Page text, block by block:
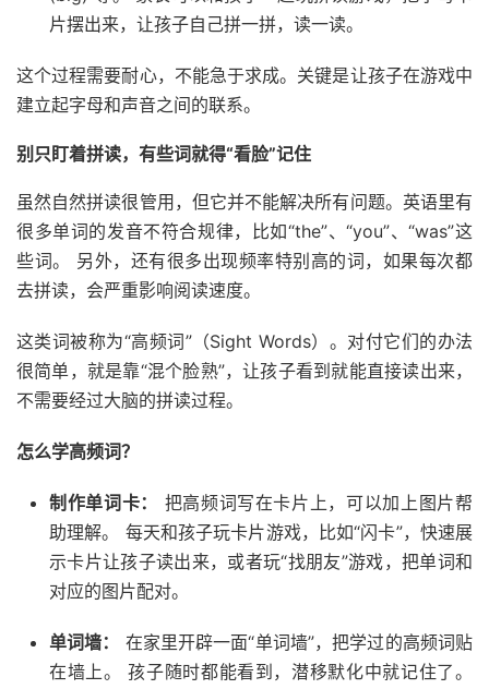
片摆出来，让孩子自己拼一拼，读一读。
这个过程需要耐心，不能急于求成。关键是让孩子在游戏中
建立起字母和声音之间的联系。
别只盯着拼读，有些词就得“看脸”记住
虽然自然拼读很管用，但它并不能解决所有问题。英语里有
很多单词的发音不符合规律，比如“the”、“you”、“was”这
些词。 另外，还有很多出现频率特别高的词，如果每次都
去拼读，会严重影响阅读速度。
这类词被称为“高频词”（Sight Words）。对付它们的办法
很简单，就是靠“混个脸熟”，让孩子看到就能直接读出来，
不需要经过大脑的拼读过程。
怎么学高频词？
制作单词卡：
把高频词写在卡片上，可以加上图片帮
助理解。 每天和孩子玩卡片游戏，比如“闪卡”，快速展
示卡片让孩子读出来，或者玩“找朋友”游戏，把单词和
对应的图片配对。
单词墙：
在家里开辟一面“单词墙”，把学过的高频词贴
在墙上。 孩子随时都能看到，潜移默化中就记住了。